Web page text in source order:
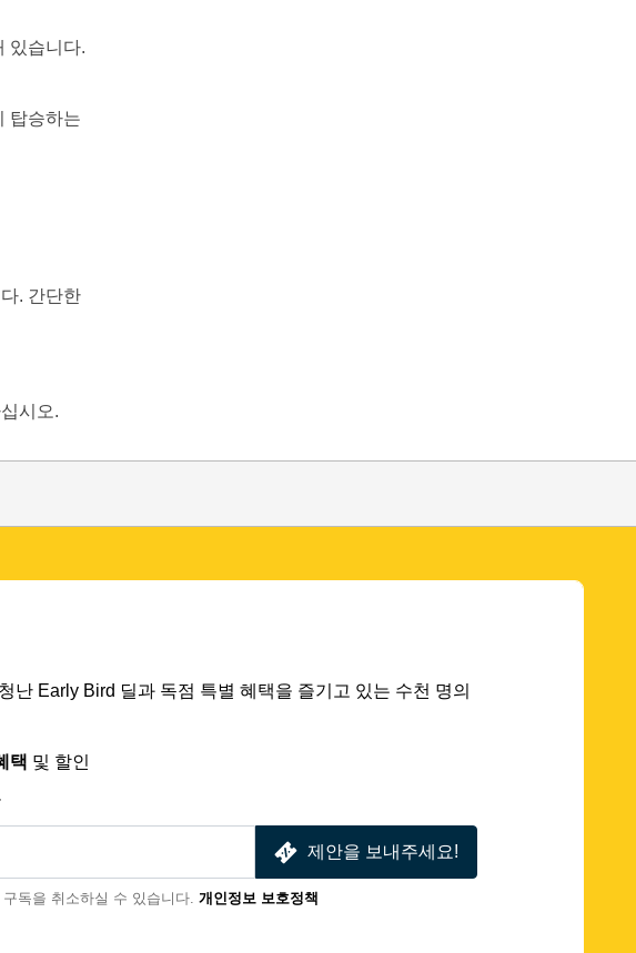
있습니다.
탑승하는
. 간단한
시오.
난 Early Bird 딜과 독점 특별 혜택을 즐기고 있는 수천 명의
택 및 할인
제안을 보내주세요!
독을 취소하실 수 있습니다. 개인정보 보호정책